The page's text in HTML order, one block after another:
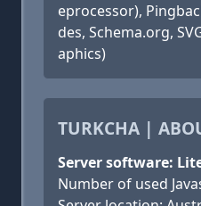
eprocessor),
des, Schema.org,
aphics)
TURKCHA |
Server software:
Number of used